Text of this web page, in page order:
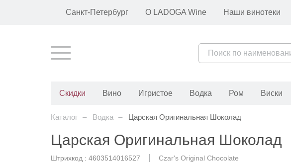
Санкт-Петербург О LADOGA Wine Наши винотеки
Скидки Вино Игристое Водка Ром Виски
Каталог Водка Царская Оригинальная Шоколад
Царская Оригинальная Шоколад
Штрихкод : 4603514016527 Czar's Original Chocolate